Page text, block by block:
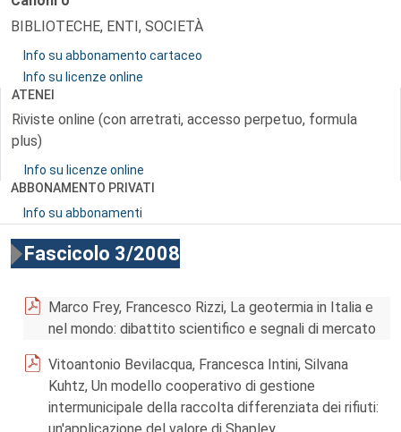
BIBLIOTECHE, ENTI, SOCIETÀ
Info su abbonamento cartaceo
Info su licenze online
ATENEI
Riviste online (con arretrati, accesso perpetuo, formula
plus)
Info su licenze online
ABBONAMENTO PRIVATI
Info su abbonamenti
Fascicolo 3/2008
Marco Frey, Francesco Rizzi, La geotermia in Italia e
nel mondo: dibattito scientifico e segnali di mercato
Vitoantonio Bevilacqua, Francesca Intini, Silvana
Kuhtz, Un modello cooperativo di gestione
intermunicipale della raccolta differenziata dei rifiuti: